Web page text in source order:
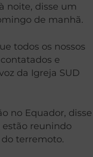
noite, disse um
de manhã.
todos os nossos
e
da Igreja SUD
no Equador, disse
reunindo
terremoto.